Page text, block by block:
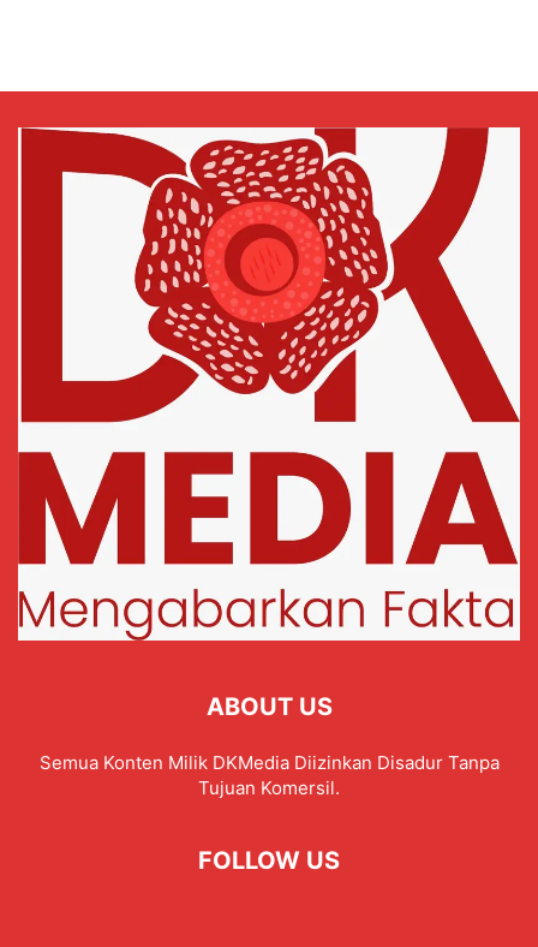
ABOUT US
Semua Konten Milik DKMedia Diizinkan Disadur Tanpa
Tujuan Komersil.
FOLLOW US